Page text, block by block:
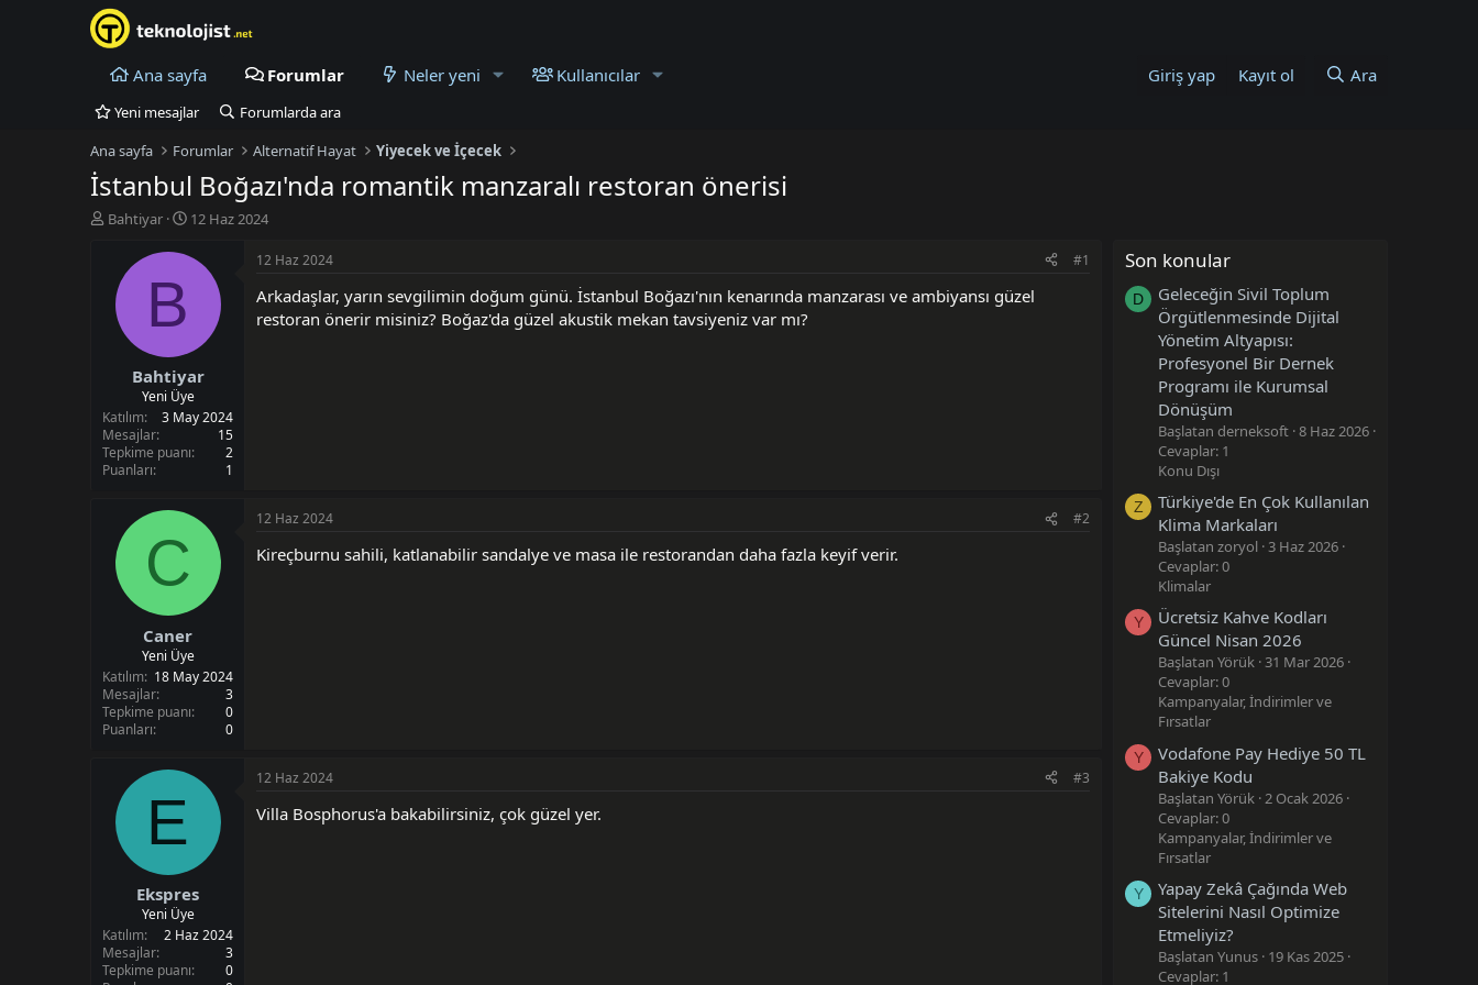
Ana sayfa Forumlar Neler yeni Kullanıcılar Giriş yap Kayıt ol Ara
Yeni mesajlar
Forumlarda ara
Ana sayfa
Forumlar Alternatif Hayat Yiyecek ve İçecek
İstanbul Boğazı'nda romantik manzaralı restoran önerisi
K
a
t
a
n
Bahtiyar
B
ş
ı
ç
t
a
i
12 Haz 2024
B
Bahtiyar
Yeni Üye
Katılım
3 May 2024
Mesajlar
15
Tepkime puanı
2
Puanları
1
12 Haz 2024 #1
Arkadaşlar, yarın sevgilimin doğum günü. İstanbul Boğazı'nın kenarında manzarası ve ambiyansı güzel
restoran önerir misiniz? Boğaz'da güzel akustik mekan tavsiyeniz var mı?
C
Caner
Yeni Üye
Katılım 18 May 2024
Mesajlar
3
Tepkime puanı
0
Puanları
0
12 Haz 2024 #2
Kireçburnu sahili, katlanabilir sandalye ve masa ile restorandan daha fazla keyif verir.
E
Ekspres
Yeni Üye
Katılım
2 Haz 2024
Mesajlar
3
Tepkime puanı
0
12 Haz 2024 #3
Villa Bosphorus'a bakabilirsiniz, çok güzel yer.
Son konular
D
Geleceğin Sivil Toplum
Örgütlenmesinde Dijital
Yönetim Altyapısı:
Profesyonel Bir Dernek
Programı ile Kurumsal
Dönüşüm
Başlatan derneksoft 8 Haz 2026
Cevaplar: 1
Konu Dışı
Z
Türkiye'de En Çok Kullanılan
Klima Markaları
Başlatan zoryol 3 Haz 2026
Cevaplar: 0
Klimalar
Y
Ücretsiz Kahve Kodları
Güncel Nisan 2026
Başlatan Yörük 31 Mar 2026
Cevaplar: 0
Kampanyalar, İndirimler ve
Fırsatlar
Y
Vodafone Pay Hediye 50 TL
Bakiye Kodu
Başlatan Yörük 2 Ocak 2026
Cevaplar: 0
Kampanyalar, İndirimler ve
Fırsatlar
Y
Yapay Zekâ Çağında Web
Sitelerini Nasıl Optimize
Etmeliyiz?
Başlatan Yunus 19 Kas 2025
Cevaplar: 1